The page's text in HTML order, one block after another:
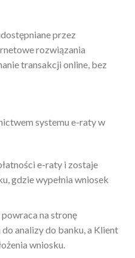
przez
rozwiązania
transakcji online, bez
systemu e-raty w
e-raty i zostaje
gdzie wypełnia wniosek
na stronę
analizy do banku, a Klient
wniosku.